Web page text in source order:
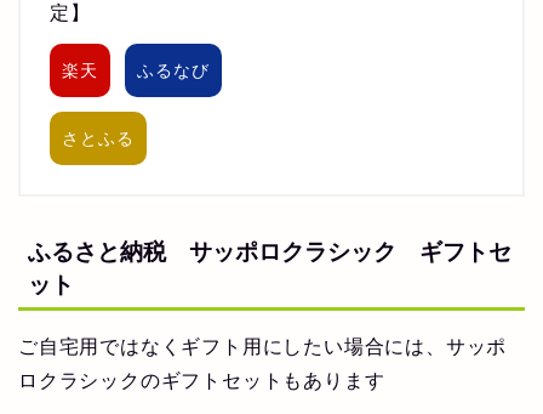
定】
楽天 ふるなび
さとふる
ふるさと納税 サッポロクラシック ギフトセ
ット
ご自宅用ではなくギフト用にしたい場合には、サッポ
ロクラシックのギフトセットもあります